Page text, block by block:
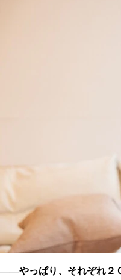
――やっぱり、それぞれ２